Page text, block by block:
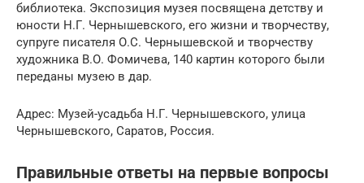
библиотека. Экспозиция музея посвящена детству и
юности Н.Г. Чернышевского, его жизни и творчеству,
супруге писателя О.С. Чернышевской и творчеству
художника В.О. Фомичева, 140 картин которого были
переданы музею в дар.
Адрес: Музей-усадьба Н.Г. Чернышевского, улица
Чернышевского, Саратов, Россия.
Правильные ответы на первые вопросы